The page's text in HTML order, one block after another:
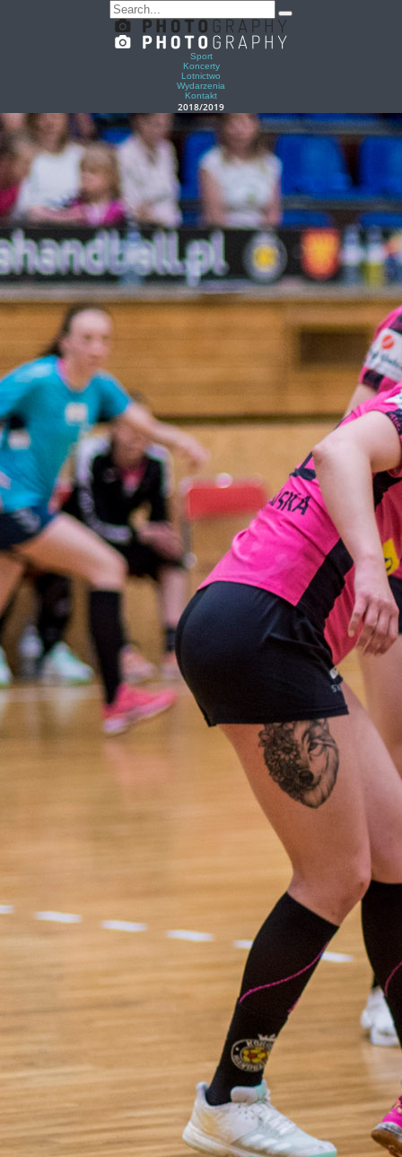
Sport
Koncerty
Lotnictwo
Wydarzenia
Kontakt
2018/2019